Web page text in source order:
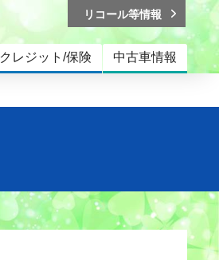
クレジット/保険 中古車情報
リコール等情報